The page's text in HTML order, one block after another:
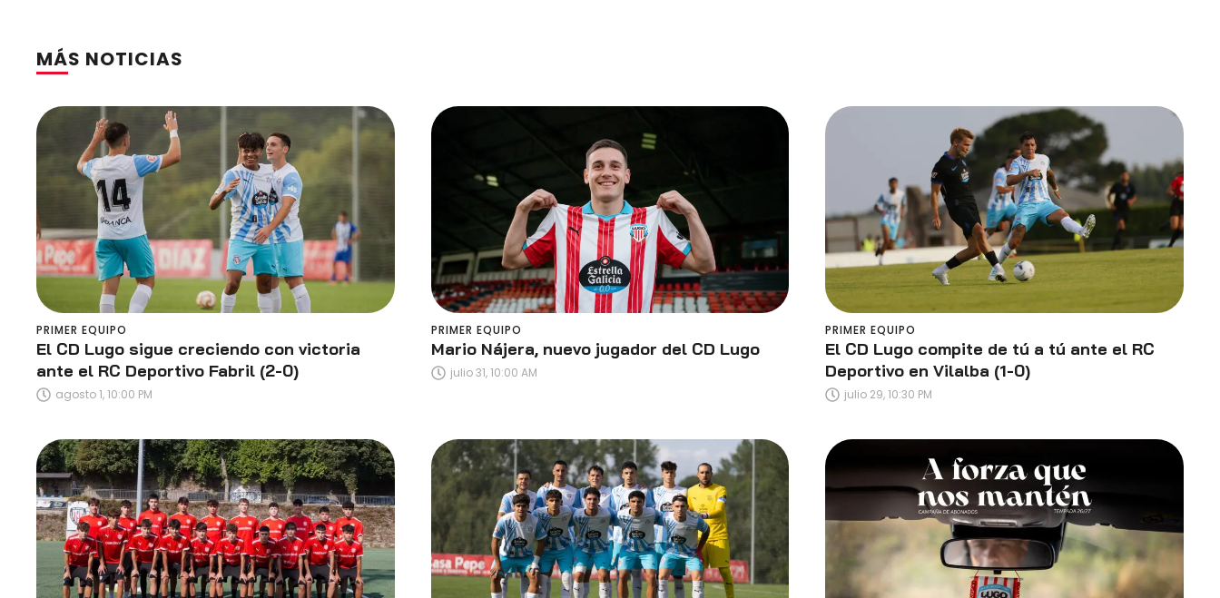
MÁS NOTICIAS
PRIMER EQUIPO
El CD Lugo sigue creciendo con victoria
ante el RC Deportivo Fabril (2-0)
agosto 1, 10:00 PM
PRIMER EQUIPO
Mario Nájera, nuevo jugador del CD Lugo
julio 31, 10:00 AM
PRIMER EQUIPO
El CD Lugo compite de tú a tú ante el RC
Deportivo en Vilalba (1-0)
julio 29, 10:30 PM